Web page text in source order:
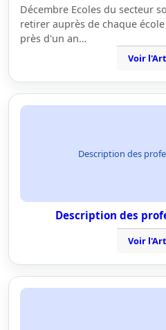
Décembre Ecoles du secteur
retirer auprès de chaque
près d'un an…
Voir
Description des
Description des
Voir